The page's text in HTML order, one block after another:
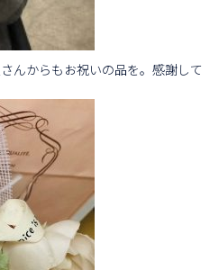
んからもお祝いの品を。感謝して